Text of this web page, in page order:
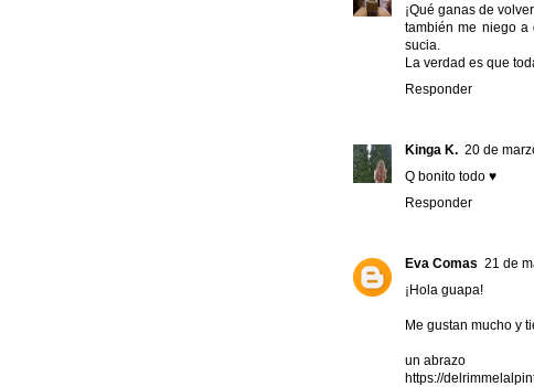
¡Qué ganas de
también me niego
sucia.
La verdad es que
Responder
Kinga K. 20 de
Q bonito todo ♥
Responder
Eva Comas 21 de
¡Hola guapa!
Me gustan mucho y
un abrazo
https://